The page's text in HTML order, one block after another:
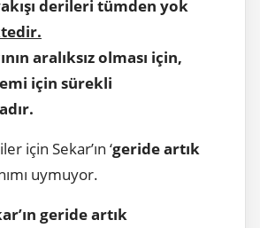
derileri tümden yok
.
aralıksız olması için,
için sürekli
için Sekar’ın ‘geride artık
uymuyor.
geride artık